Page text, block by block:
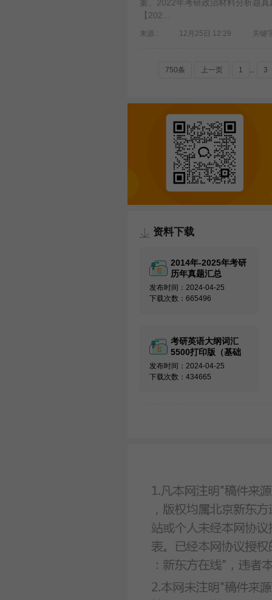
案、2022年考研政治材料分析题
【202...
来源 : 12月25日 12:29 关键
750条 上一页 1 3
资料下载
2014年-2025年考研
历年真题汇总
发布时间：2024-04-25
下载次数：665496
考研英语大纲词汇
5500打印版（基础
必备）
发布时间：2024-04-25
下载次数：434665